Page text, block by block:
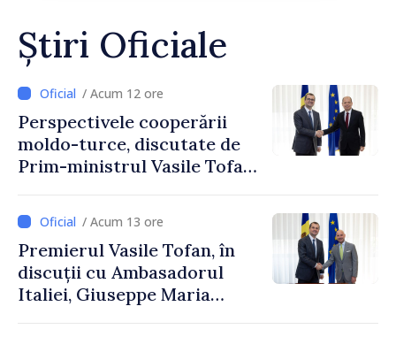
Știri Oficiale
/ Acum 12 ore
Perspectivele cooperării
moldo-turce, discutate de
Prim-ministrul Vasile Tofan
Uygar Mustafa Sertel
/ Acum 13 ore
Premierul Vasile Tofan, în
discuții cu Ambasadorul
Italiei, Giuseppe Maria